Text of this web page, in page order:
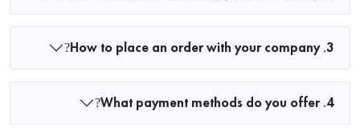
3. How to place an order with your company?
4. What payment methods do you offer?